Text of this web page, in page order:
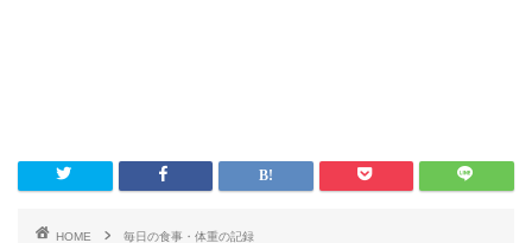
HOME
毎日の食事・体重の記録